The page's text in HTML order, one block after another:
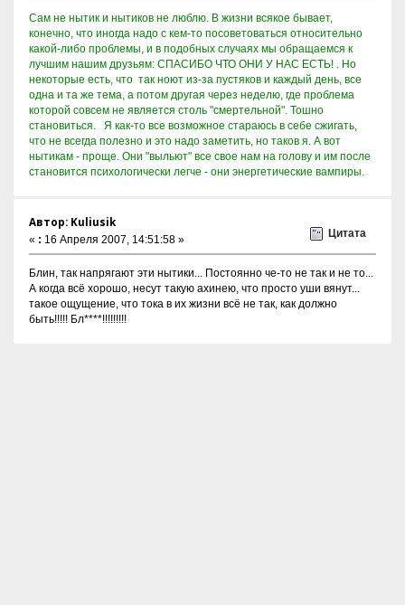
Сам не нытик и нытиков не люблю. В жизни всякое бывает,
конечно, что иногда надо с кем-то посоветоваться относительно
какой-либо проблемы, и в подобных случаях мы обращаемся к
лучшим нашим друзьям: СПАСИБО ЧТО ОНИ У НАС ЕСТЬ! . Но
некоторые есть, что так ноют из-за пустяков и каждый день, все
одна и та же тема, а потом другая через неделю, где проблема
которой совсем не является столь "смертельной". Тошно
становиться. Я как-то все возможное стараюсь в себе сжигать,
что не всегда полезно и это надо заметить, но таков я. А вот
нытикам - проще. Они "выльют" все свое нам на голову и им после
становится психологически легче - они энергетические вампиры.
Автор: Kuliusik
« : 16 Апреля 2007, 14:51:58 »
Цитата
Блин, так напрягают эти нытики... Постоянно че-то не так и не то...
А когда всё хорошо, несут такую ахинею, что просто уши вянут...
такое ощущение, что тока в их жизни всё не так, как должно
быть!!!!! Бл****!!!!!!!!!